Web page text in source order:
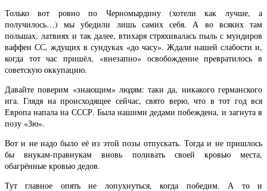
Только вот ровно по Черномырдину (хотели как лучше, а
получилось…) мы убедили лишь самих себя. А во всяких там
польшах, латвиях и так далее, втихаря стряхивалась пыль с мундиров
ваффен СС, ждущих в сундуках «до часу». Ждали нашей слабости и,
когда тот час пришёл, «внезапно» освобождение превратилось в
советскую оккупацию.
Давайте поверим «знающим» людям: таки да, никакого германского
ига. Глядя на происходящее сейчас, свято верю, что в тот год вся
Европа напала на СССР. Была нашими дедами побеждена, и загнута в
позу «Зю».
Вот и не надо было её из этой позы отпускать. Тогда и не пришлось
бы внукам-правнукам вновь поливать своей кровью места,
обагрённые кровью дедов.
Тут главное опять не лопухнуться, когда победим. А то и